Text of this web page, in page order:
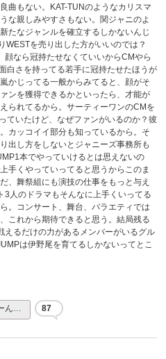
曲もない。KAT-TUNのようなカリスマ
な親しみやすさもない。関ジャニのよ
たなジャンルを確立するしかないんじ
を売り出した方がいいのでは？
顔なら冠持たせなくていいからCMやら
白さを持ってる若手に冠持たせたほうが
かじってる一般からみてると、顔がそ
ンを獲得できるかといったら、才能が
られてるから。サーティーワンのCMを
ていたけど、なぜファンがいるのか？彼
カッコイイ部分も知っているから。そ
出し方をしないとジャニーズ事務所も
本でやっていけるとは思えないの
手くやっていってると思うからこのま
、舞祭組にも演技の仕事をもっと与え
3人のドラマもそんなに上手くいってる
。コンサート、舞台、バラエティでは
これから期待できると思う。結局残る
えるだけの力があるメンバーがいるグル
は伊野尾を育てるしかないってとこ
ん… 87